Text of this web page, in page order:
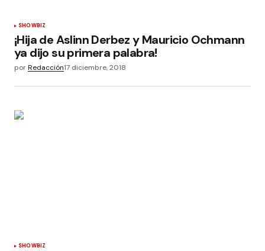
SHOWBIZ
¡Hija de Aslinn Derbez y Mauricio Ochmann
ya dijo su primera palabra!
porRedacción17 diciembre, 2018
SHOWBIZ